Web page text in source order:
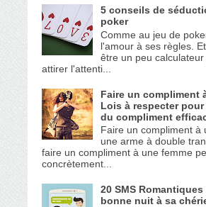
5 conseils de
poker
Comme au jeu de
l'amour à ses règles.
être un peu
attirer l'attenti...
Faire un compliment
Lois à respecter pour
du compliment
Faire un compliment à
une arme à double
faire un compliment à une femme
concrètement...
20 SMS
bonne nuit à sa